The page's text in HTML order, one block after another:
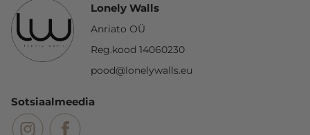
Lonely Walls
Anriato OÜ
Reg.kood 14060230
pood@lonelywalls.eu
Sotsiaalmeedia